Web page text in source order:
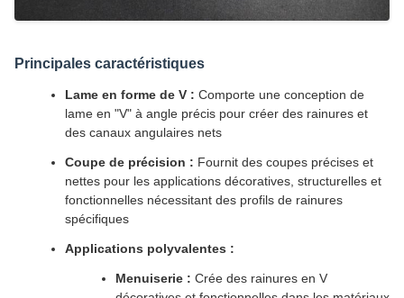
Principales caractéristiques
Lame en forme de V : Comporte une conception de
lame en "V" à angle précis pour créer des rainures et
des canaux angulaires nets
Coupe de précision : Fournit des coupes précises et
nettes pour les applications décoratives, structurelles et
fonctionnelles nécessitant des profils de rainures
spécifiques
Applications polyvalentes :
Menuiserie : Crée des rainures en V